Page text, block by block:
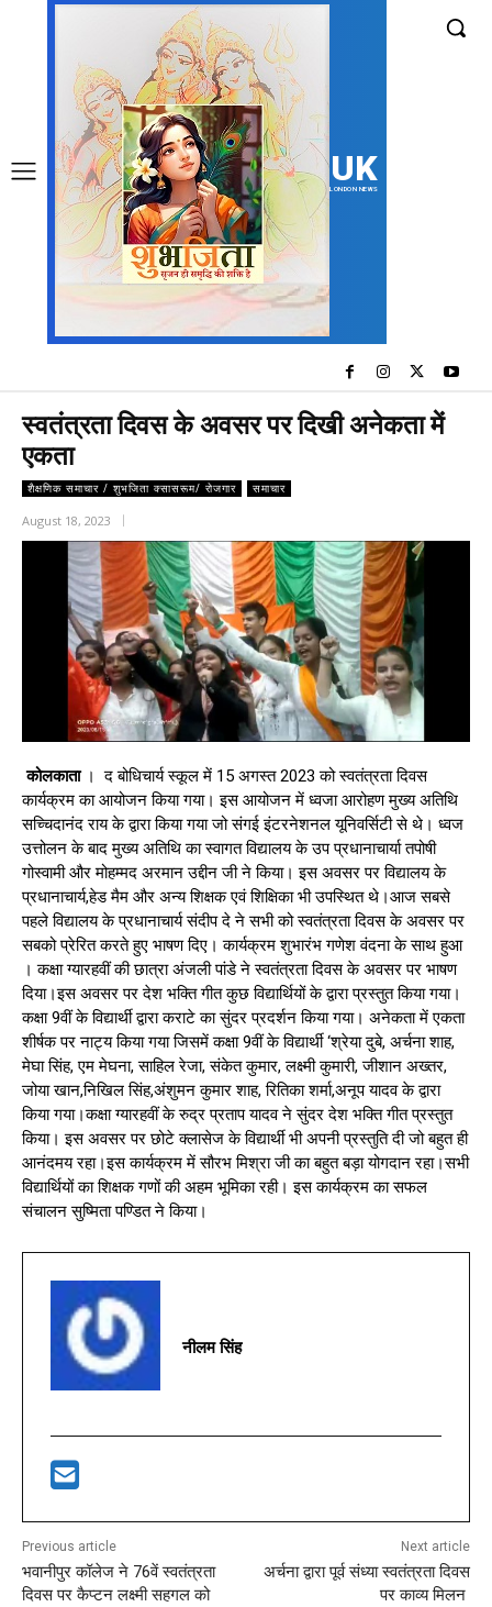
UK
LONDON NEWS
स्वतंत्रता दिवस के अवसर पर दिखी अनेकता में
एकता
शैक्षणिक समाचार / शुभजिता क्सासरूम/ रोजगार समाचार
August 18, 2023
कोलकाता। द बोधिचार्य स्कूल में 15 अगस्त 2023 को स्वतंत्रता दिवस
कार्यक्रम का आयोजन किया गया। इस आयोजन में ध्वजा आरोहण मुख्य अतिथि
सच्चिदानंद राय के द्वारा किया गया जो संगई इंटरनेशनल यूनिवर्सिटी से थे। ध्वज
उत्तोलन के बाद मुख्य अतिथि का स्वागत विद्यालय के उप प्रधानाचार्या तपोषी
गोस्वामी और मोहम्मद अरमान उद्दीन जी ने किया। इस अवसर पर विद्यालय के
प्रधानाचार्य,हेड मैम और अन्य शिक्षक एवं शिक्षिका भी उपस्थित थे।आज सबसे
पहले विद्यालय के प्रधानाचार्य संदीप दे ने सभी को स्वतंत्रता दिवस के अवसर पर
सबको प्रेरित करते हुए भाषण दिए। कार्यक्रम शुभारंभ गणेश वंदना के साथ हुआ
। कक्षा ग्यारहवीं की छात्रा अंजली पांडे ने स्वतंत्रता दिवस के अवसर पर भाषण
दिया।इस अवसर पर देश भक्ति गीत कुछ विद्यार्थियों के द्वारा प्रस्तुत किया गया।
कक्षा 9वीं के विद्यार्थी द्वारा कराटे का सुंदर प्रदर्शन किया गया। अनेकता में एकता
शीर्षक पर नाट्य किया गया जिसमें कक्षा 9वीं के विद्यार्थी ‘श्रेया दुबे, अर्चना शाह,
मेघा सिंह, एम मेघना, साहिल रेजा, संकेत कुमार, लक्ष्मी कुमारी, जीशान अख्तर,
जोया खान,निखिल सिंह,अंशुमन कुमार शाह, रितिका शर्मा,अनूप यादव के द्वारा
किया गया।कक्षा ग्यारहवीं के रुद्र प्रताप यादव ने सुंदर देश भक्ति गीत प्रस्तुत
किया। इस अवसर पर छोटे क्लासेज के विद्यार्थी भी अपनी प्रस्तुति दी जो बहुत ही
आनंदमय रहा।इस कार्यक्रम में सौरभ मिश्रा जी का बहुत बड़ा योगदान रहा।सभी
विद्यार्थियों का शिक्षक गणों की अहम भूमिका रही। इस कार्यक्रम का सफल
संचालन सुष्मिता पण्डित ने किया।
नीलम सिंह
Previous article
भवानीपुर कॉलेज ने 76वें स्वतंत्रता
दिवस पर कैप्टन लक्ष्मी सहगल को
Next article
अर्चना द्वारा पूर्व संध्या स्वतंत्रता दिवस
पर काव्य मिलन